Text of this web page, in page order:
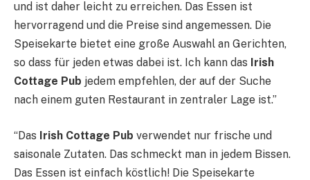
und ist daher leicht zu erreichen. Das Essen ist
hervorragend und die Preise sind angemessen. Die
Speisekarte bietet eine große Auswahl an Gerichten,
so dass für jeden etwas dabei ist. Ich kann das Irish
Cottage Pub jedem empfehlen, der auf der Suche
nach einem guten Restaurant in zentraler Lage ist.”
“Das Irish Cottage Pub verwendet nur frische und
saisonale Zutaten. Das schmeckt man in jedem Bissen.
Das Essen ist einfach köstlich! Die Speisekarte